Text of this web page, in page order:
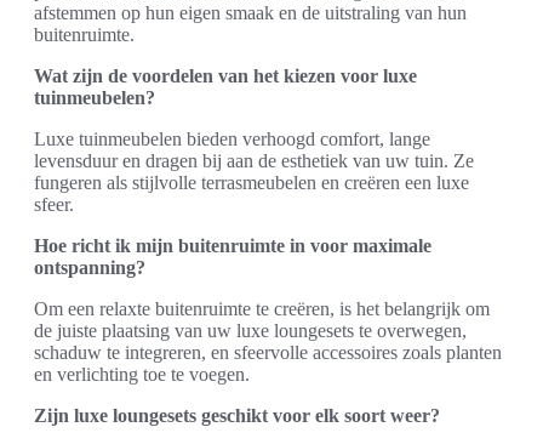
afstemmen op hun eigen smaak en de uitstraling van hun
buitenruimte.
Wat zijn de voordelen van het kiezen voor luxe
tuinmeubelen?
Luxe tuinmeubelen bieden verhoogd comfort, lange
levensduur en dragen bij aan de esthetiek van uw tuin. Ze
fungeren als stijlvolle terrasmeubelen en creëren een luxe
sfeer.
Hoe richt ik mijn buitenruimte in voor maximale
ontspanning?
Om een relaxte buitenruimte te creëren, is het belangrijk om
de juiste plaatsing van uw luxe loungesets te overwegen,
schaduw te integreren, en sfeervolle accessoires zoals planten
en verlichting toe te voegen.
Zijn luxe loungesets geschikt voor elk soort weer?